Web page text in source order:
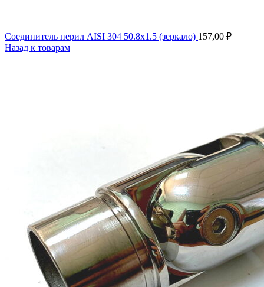
Соединитель перил AISI 304 50.8х1.5 (зеркало) 157,00 ₽
Назад к товарам